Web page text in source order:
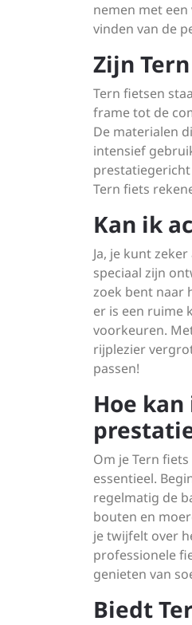
nemen met
vinden van de
Zijn
Tern fietsen
frame tot de
De materialen
intensief
Tern fiets
Kan ik
Ja, je kunt
speciaal zijn
zoek bent naar
er is een ruime
voorkeuren.
rijplezier
passen!
Hoe
Om je Tern
essentieel.
regelmatig de
bouten en
je twijfelt over
professionele
genieten van
Biedt